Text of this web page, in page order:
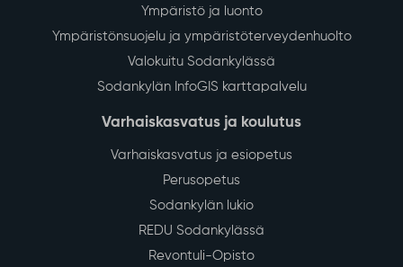
Ympäristö ja luonto
Ympäristönsuojelu ja ympäristöterveydenhuolto
Valokuitu Sodankylässä
Sodankylän InfoGIS karttapalvelu
Varhaiskasvatus ja koulutus
Varhaiskasvatus ja esiopetus
Perusopetus
Sodankylän lukio
REDU Sodankylässä
Revontuli-Opisto